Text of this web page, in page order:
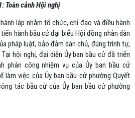
Toàn cảnh Hội nghị
lập nhằm tổ chức, chỉ đạo và điều hành
hành bầu cử đại biểu Hội đồng nhân dân
pháp luật, bảo đảm dân chủ, đúng trình tự,
hội nghị, đại diện Ủy ban bầu cử đã triển
phân công nhiệm vụ của Ủy ban bầu cử
làm việc của Ủy ban bầu cử phường Quyết
tác bầu cử của Ủy ban bầu cử phường